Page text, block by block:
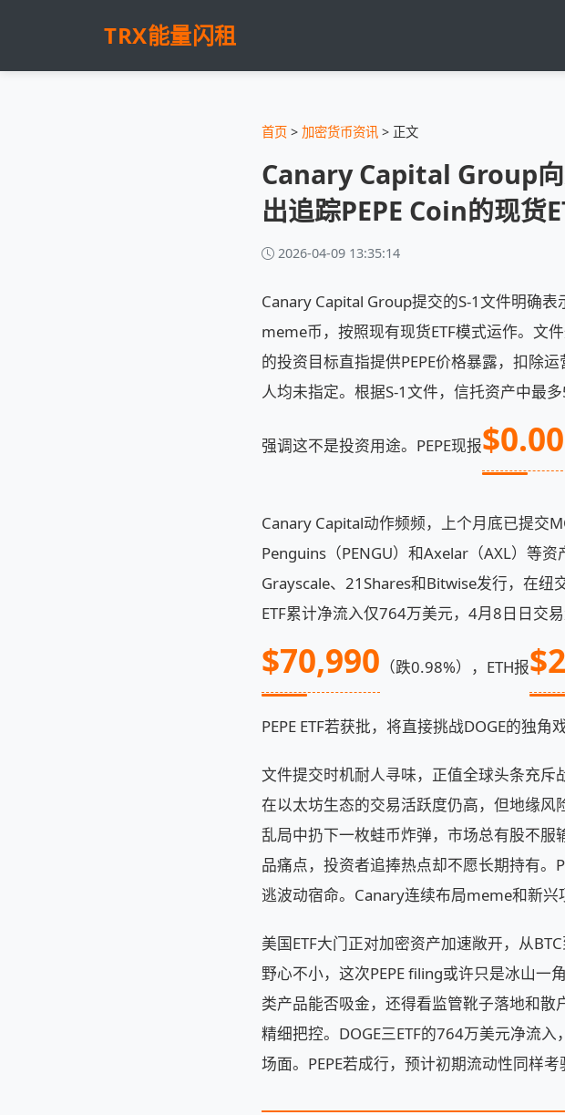
TRX能量闪租
首页 > 加密货币资讯 > 正文
Canary Capital Group向
出追踪PEPE Coin的现货
2026-04-09 13:35:14
Canary Capital Group提交的S-1文件明确表
meme币，按照现有现货ETF模式运作。文
的投资目标直指提供PEPE价格暴露，扣除
人均未指定。根据S-1文件，信托资产中最
强调这不是投资用途。PEPE现报
Canary Capital动作频频，上个月底已提交
Penguins（PENGU）和Axelar（AXL）等
Grayscale、21Shares和Bitwise发行，在纽
ETF累计净流入仅764万美元，4月8日日交
$70,990 （跌0.98%），ETH报
PEPE ETF若获批，将直接挑战DOGE的独角
文件提交时机耐人寻味，正值全球头条充斥
在以太坊生态的交易活跃度仍高，但地缘
乱局中扔下一枚蛙币炸弹，市场总有股不服
品痛点，投资者追捧热点却不愿长期持有
逃波动宿命。Canary连续布局meme和新兴
美国ETF大门正对加密资产加速敞开，从
野心不小，这次PEPE filing或许只是冰山一
类产品能否吸金，还得看监管靴子落地和散
精细把控。DOGE三ETF的764万美元净流
场面。PEPE若成行，预计初期流动性同样考